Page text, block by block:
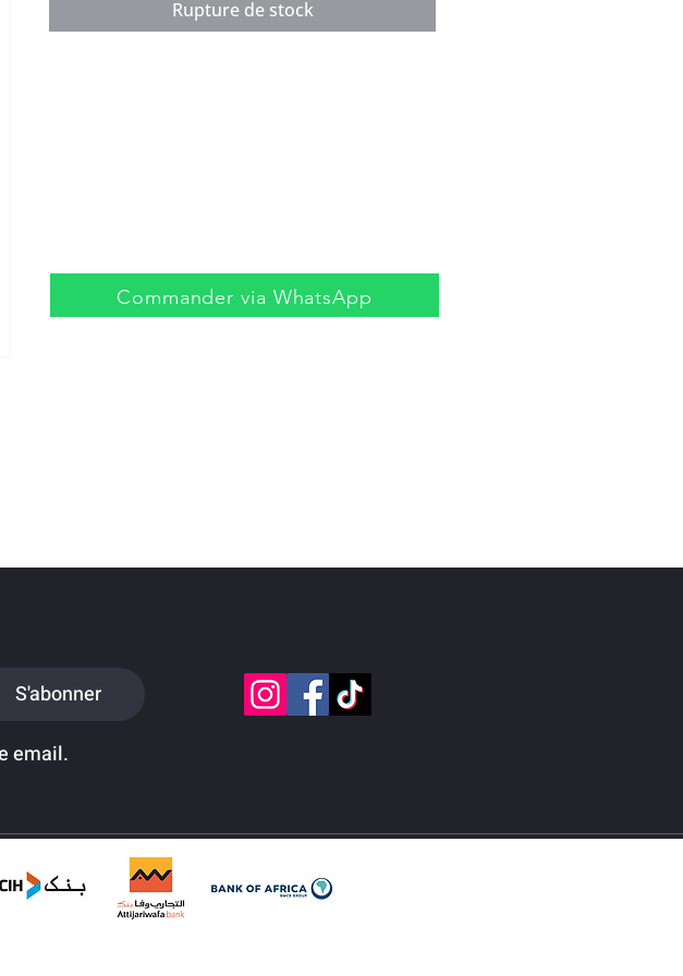
Rupture de stock
Commander via WhatsApp
S'abonner
email.